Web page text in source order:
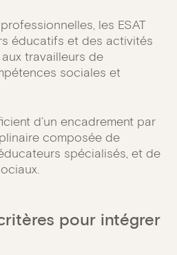
les ESAT
éducatifs et des activités
travailleurs de
sociales et
d’un encadrement par
composée de
spécialisés, et de
pour intégrer